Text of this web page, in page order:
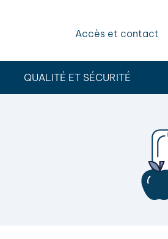
Accès et contact
QUALITÉ ET SÉCURITÉ